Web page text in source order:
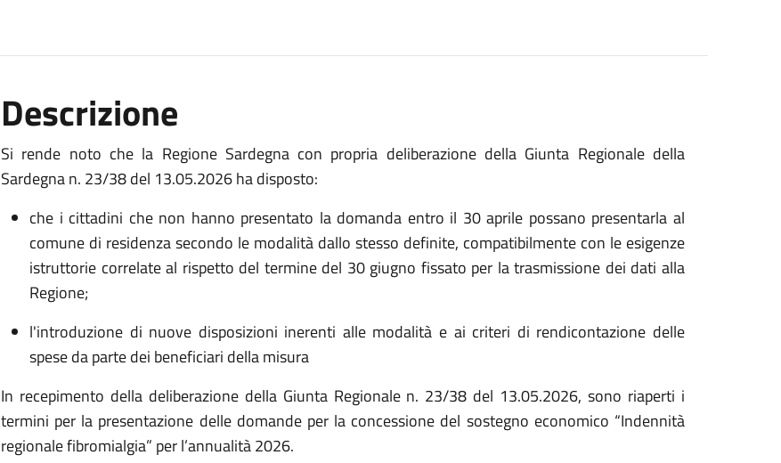
Descrizione
Si rende noto che la Regione Sardegna con propria deliberazione della Giunta Regionale della
Sardegna n. 23/38 del 13.05.2026 ha disposto:
che i cittadini che non hanno presentato la domanda entro il 30 aprile possano presentarla al
comune di residenza secondo le modalità dallo stesso definite, compatibilmente con le esigenze
istruttorie correlate al rispetto del termine del 30 giugno fissato per la trasmissione dei dati alla
Regione;
l'introduzione di nuove disposizioni inerenti alle modalità e ai criteri di rendicontazione delle
spese da parte dei beneficiari della misura
In recepimento della deliberazione della Giunta Regionale n. 23/38 del 13.05.2026, sono riaperti i
termini per la presentazione delle domande per la concessione del sostegno economico “Indennità
regionale fibromialgia” per l’annualità 2026.